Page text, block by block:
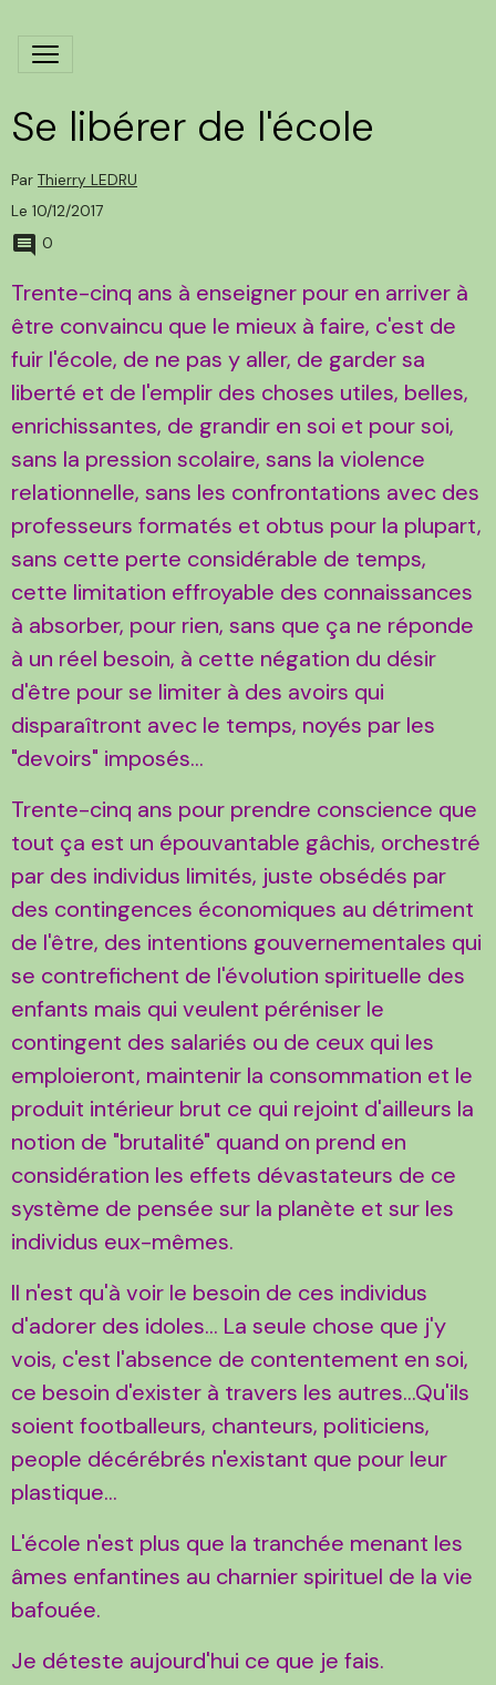
Se libérer de l'école
Par Thierry LEDRU
Le 10/12/2017
0
Trente-cinq ans à enseigner pour en arriver à
être convaincu que le mieux à faire, c'est de
fuir l'école, de ne pas y aller, de garder sa
liberté et de l'emplir des choses utiles, belles,
enrichissantes, de grandir en soi et pour soi,
sans la pression scolaire, sans la violence
relationnelle, sans les confrontations avec des
professeurs formatés et obtus pour la plupart,
sans cette perte considérable de temps,
cette limitation effroyable des connaissances
à absorber, pour rien, sans que ça ne réponde
à un réel besoin, à cette négation du désir
d'être pour se limiter à des avoirs qui
disparaîtront avec le temps, noyés par les
"devoirs" imposés...
Trente-cinq ans pour prendre conscience que
tout ça est un épouvantable gâchis, orchestré
par des individus limités, juste obsédés par
des contingences économiques au détriment
de l'être, des intentions gouvernementales qui
se contrefichent de l'évolution spirituelle des
enfants mais qui veulent péréniser le
contingent des salariés ou de ceux qui les
emploieront, maintenir la consommation et le
produit intérieur brut ce qui rejoint d'ailleurs la
notion de "brutalité" quand on prend en
considération les effets dévastateurs de ce
système de pensée sur la planète et sur les
individus eux-mêmes.
Il n'est qu'à voir le besoin de ces individus
d'adorer des idoles... La seule chose que j'y
vois, c'est l'absence de contentement en soi,
ce besoin d'exister à travers les autres...Qu'ils
soient footballeurs, chanteurs, politiciens,
people décérébrés n'existant que pour leur
plastique...
L'école n'est plus que la tranchée menant les
âmes enfantines au charnier spirituel de la vie
bafouée.
Je déteste aujourd'hui ce que je fais.